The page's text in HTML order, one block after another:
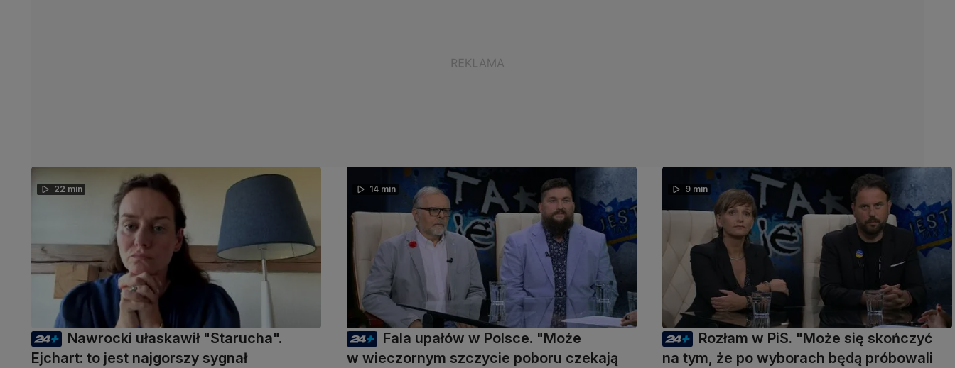
22 min
Nawrocki ułaskawił "Starucha".
Ejchart: to jest najgorszy sygnał
14 min
Fala upałów w Polsce. "Może
w wieczornym szczycie poboru czekają
9 min
Rozłam w PiS. "Może się skończyć
na tym, że po wyborach będą próbowali